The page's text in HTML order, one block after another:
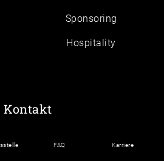
Sponsoring
Hospitality
Kontakt
FAQ Karriere